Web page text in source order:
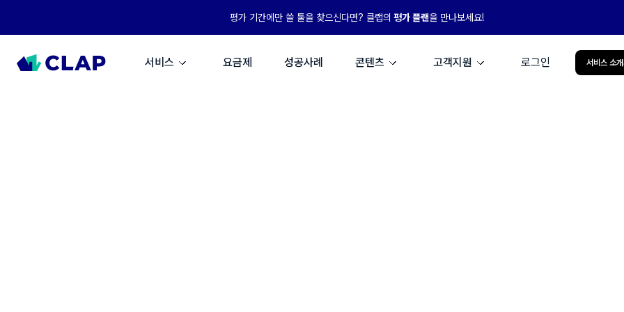
평가 기간에만 쓸 툴을 찾으신다면? 클랩의 평가 플랜을 만나보세요!
서비스 요금제 성공사례 콘텐츠 고객지원 로그인 서비스 소개